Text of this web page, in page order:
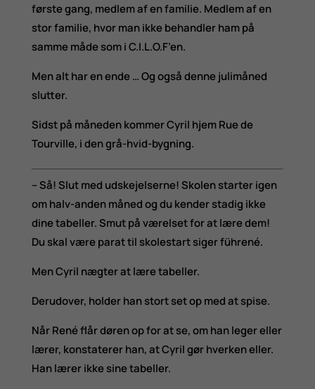
første gang, medlem af en familie. Medlem af en
stor familie, hvor man ikke behandler ham på
samme måde som i C.I.L.O.F’en.
Men alt har en ende … Og også denne julimåned
slutter.
Sidst på måneden kommer Cyril hjem Rue de
Tourville, i den grå-hvid-bygning.
– Så! Slut med udskejelserne! Skolen starter igen
om halv-anden måned og du kender stadig ikke
dine tabeller. Smut på værelset for at lære dem!
Du skal være parat til skolestart siger führené.
Men Cyril nægter at lære tabeller.
Derudover, holder han stort set op med at spise.
Når René flår døren op for at se, om han leger eller
lærer, konstaterer han, at Cyril gør hverken eller.
Han lærer ikke sine tabeller.